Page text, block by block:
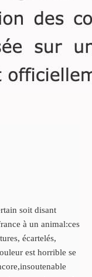
soit disant
à un animal:ces
écartelés,
est horrible se